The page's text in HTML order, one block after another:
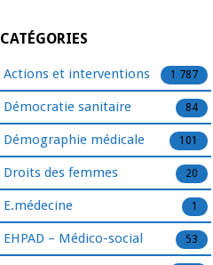
CATÉGORIES
Actions et interventions 1 787
Démocratie sanitaire 84
Démographie médicale 101
Droits des femmes 20
E.médecine 1
EHPAD – Médico-social 53